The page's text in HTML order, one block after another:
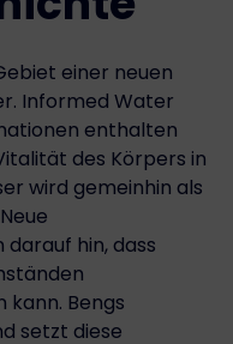
einer neuen
Informed Water
enthalten
des Körpers in
wird gemeinhin als
hin, dass
Bengs
setzt diese